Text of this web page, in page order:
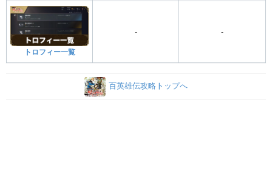
トロフィー一覧
- -
百英雄伝攻略トップへ